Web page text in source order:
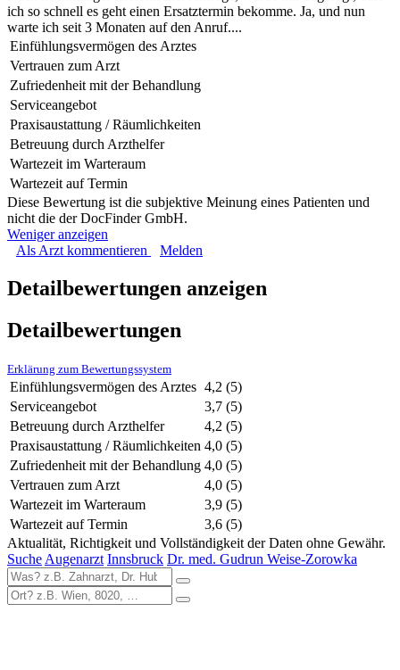
ich so schnell es geht einen Ersatztermin bekomme. Ja, und nun
warte ich seit 3 Monaten auf den Anruf....
Einfühlungsvermögen des Arztes
Vertrauen zum Arzt
Zufriedenheit mit der Behandlung
Serviceangebot
Praxisaustattung / Räumlichkeiten
Betreuung durch Arzthelfer
Wartezeit im Warteraum
Wartezeit auf Termin
Diese Bewertung ist die subjektive Meinung eines Patienten und
nicht die der DocFinder GmbH.
Weniger anzeigen
Als Arzt kommentieren
Melden
Detailbewertungen anzeigen
Detailbewertungen
Erklärung zum Bewertungssystem
Einfühlungsvermögen des Arztes 4,2 (5)
Serviceangebot
3,7 (5)
Betreuung durch Arzthelfer
4,2 (5)
Praxisaustattung / Räumlichkeiten 4,0 (5)
Zufriedenheit mit der Behandlung 4,0 (5)
Vertrauen zum Arzt
4,0 (5)
Wartezeit im Warteraum
3,9 (5)
Wartezeit auf Termin
3,6 (5)
Aktualität, Richtigkeit und Vollständigkeit der Daten ohne Gewähr.
Suche Augenarzt Innsbruck Dr. med. Gudrun Weise-Zorowka